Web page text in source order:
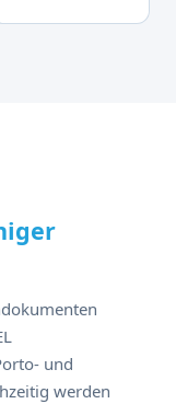
und
werden